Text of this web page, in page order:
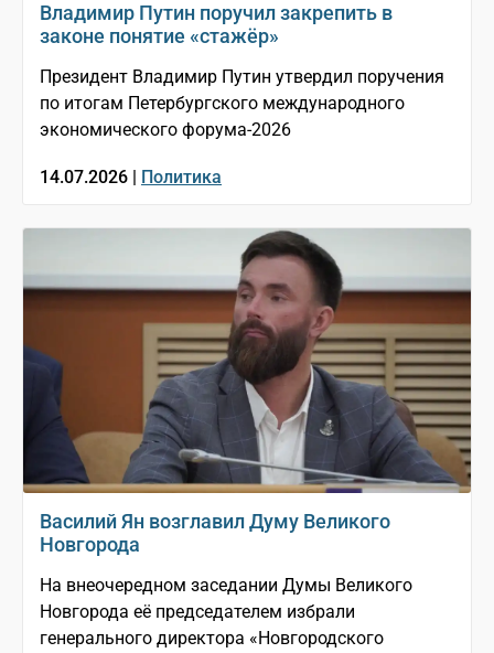
Владимир Путин поручил закрепить в
законе понятие «стажёр»
Президент Владимир Путин утвердил поручения
по итогам Петербургского международного
экономического форума-2026
14.07.2026 | Политика
Василий Ян возглавил Думу Великого
Новгорода
На внеочередном заседании Думы Великого
Новгорода её председателем избрали
генерального директора «Новгородского